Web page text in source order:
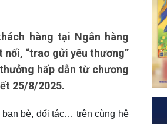
hàng tại Ngân hàng
“trao gửi yêu thương”
hấp dẫn từ chương
25/8/2025.
bè, đối tác… trên cùng hệ